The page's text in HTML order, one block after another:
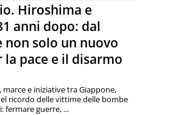
Hiroshima e
anni dopo: dal
non solo un nuovo
la pace e il disarmo
marce e iniziative tra Giappone,
ricordo delle vittime delle bombe
fermare guerre, ...